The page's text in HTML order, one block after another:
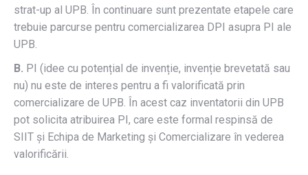
strat-up al UPB. În continuare sunt prezentate etapele care
trebuie parcurse pentru comercializarea DPI asupra PI ale
UPB.
B. PI (idee cu potențial de invenție, invenție brevetată sau
nu) nu este de interes pentru a fi valorificată prin
comercializare de UPB. În acest caz inventatorii din UPB
pot solicita atribuirea PI, care este formal respinsă de
SIIT și Echipa de Marketing și Comercializare în vederea
valorificării.